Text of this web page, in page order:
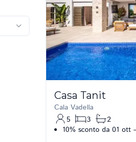
Casa Tanit
Cala Vadella
5
3
2
10% sconto da 01 ott